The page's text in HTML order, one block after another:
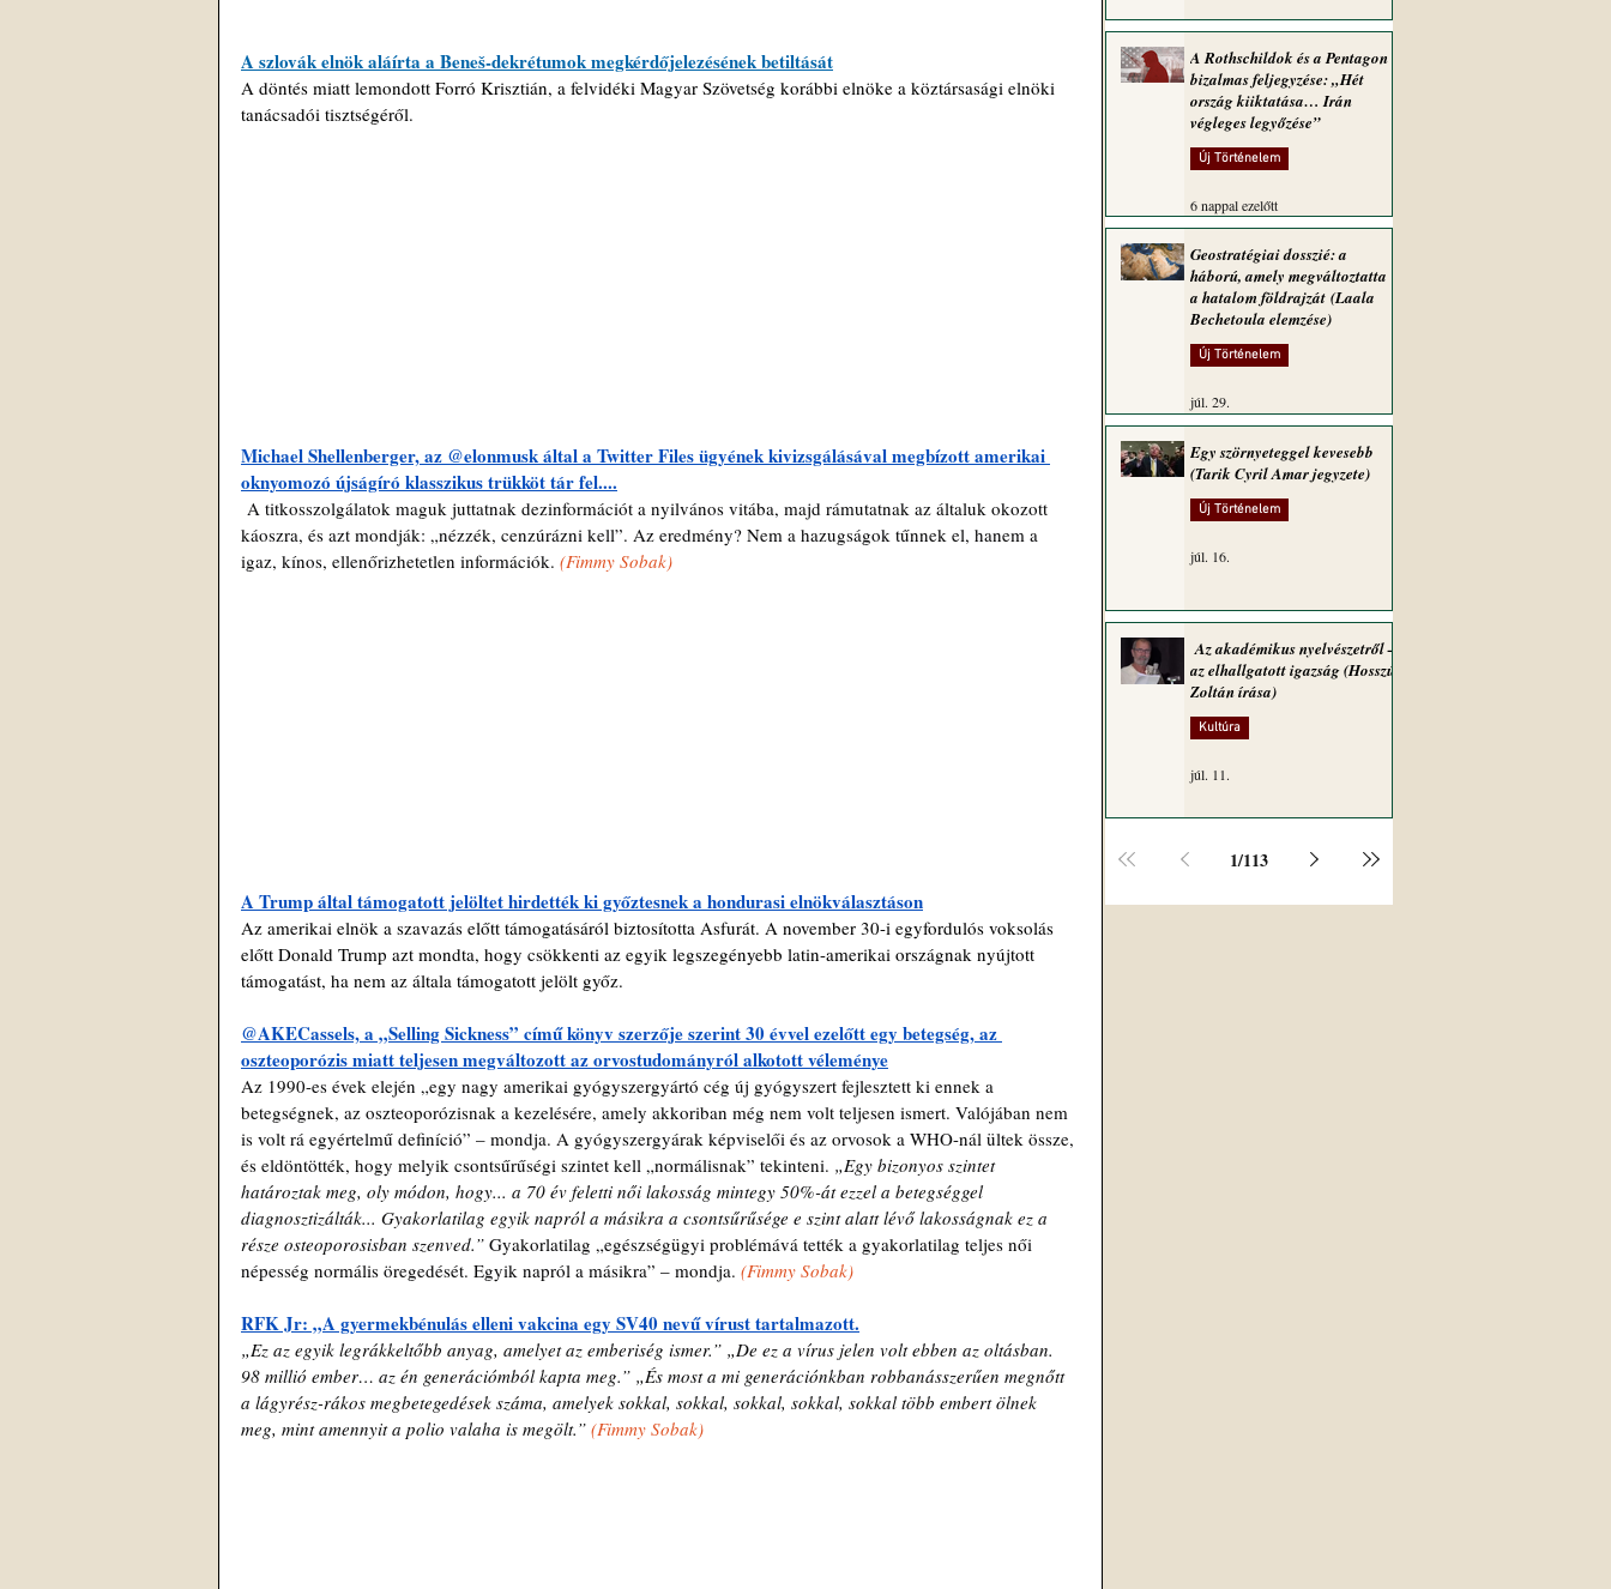
A szlovák elnök aláírta a Beneš-dekrétumok megkérdőjelezésének betiltását
A döntés miatt lemondott Forró Krisztián, a felvidéki Magyar Szövetség korábbi elnöke a köztársasági elnöki
tanácsadói tisztségéről.
Michael Shellenberger, az @elonmusk által a Twitter Files ügyének kivizsgálásával megbízott amerikai
oknyomozó újságíró klasszikus trükköt tár fel....
A titkosszolgálatok maguk juttatnak dezinformációt a nyilvános vitába, majd rámutatnak az általuk okozott
káoszra, és azt mondják: „nézzék, cenzúrázni kell”. Az eredmény? Nem a hazugságok tűnnek el, hanem a
igaz, kínos, ellenőrizhetetlen információk. (Fimmy Sobak)
A Trump által támogatott jelöltet hirdették ki győztesnek a hondurasi elnökválasztáson
Az amerikai elnök a szavazás előtt támogatásáról biztosította Asfurát. A november 30-i egyfordulós voksolás
előtt Donald Trump azt mondta, hogy csökkenti az egyik legszegényebb latin-amerikai országnak nyújtott
támogatást, ha nem az általa támogatott jelölt győz.
@AKECassels, a „Selling Sickness” című könyv szerzője szerint 30 évvel ezelőtt egy betegség, az
oszteoporózis miatt teljesen megváltozott az orvostudományról alkotott véleménye
Az 1990-es évek elején „egy nagy amerikai gyógyszergyártó cég új gyógyszert fejlesztett ki ennek a
betegségnek, az oszteoporózisnak a kezelésére, amely akkoriban még nem volt teljesen ismert. Valójában nem
is volt rá egyértelmű definíció” – mondja. A gyógyszergyárak képviselői és az orvosok a WHO-nál ültek össze,
és eldöntötték, hogy melyik csontsűrűségi szintet kell „normálisnak” tekinteni. „Egy bizonyos szintet
határoztak meg, oly módon, hogy... a 70 év feletti női lakosság mintegy 50%-át ezzel a betegséggel
diagnosztizálták... Gyakorlatilag egyik napról a másikra a csontsűrűsége e szint alatt lévő lakosságnak ez a
része osteoporosisban szenved.” Gyakorlatilag „egészségügyi problémává tették a gyakorlatilag teljes női
népesség normális öregedését. Egyik napról a másikra” – mondja. (Fimmy Sobak)
RFK Jr: „A gyermekbénulás elleni vakcina egy SV40 nevű vírust tartalmazott.
„Ez az egyik legrákkeltőbb anyag, amelyet az emberiség ismer.” „De ez a vírus jelen volt ebben az oltásban.
98 millió ember… az én generációmból kapta meg.” „És most a mi generációnkban robbanásszerűen megnőtt
a lágyrész-rákos megbetegedések száma, amelyek sokkal, sokkal, sokkal, sokkal, sokkal több embert ölnek
meg, mint amennyit a polio valaha is megölt.” (Fimmy Sobak)
A Rothschildok és a Pentagon
bizalmas feljegyzése: „Hét
ország kiiktatása… Irán
végleges legyőzése”
Új Történelem
6 nappal ezelőtt
Geostratégiai dosszié: a
háború, amely megváltoztatta
a hatalom földrajzát (Laala
Bechetoula elemzése)
Új Történelem
júl. 29.
Egy szörnyeteggel kevesebb
(Tarik Cyril Amar jegyzete)
Új Történelem
júl. 16.
Az akadémikus nyelvészetről –
az elhallgatott igazság (Hosszú
Zoltán írása)
Kultúra
júl. 11.
1/113